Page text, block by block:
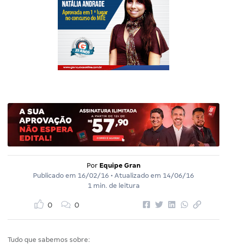
Por Equipe Gran
Publicado em 16/02/16 • Atualizado em 14/06/16
1 min. de leitura
0 0
Tudo que sabemos sobre: